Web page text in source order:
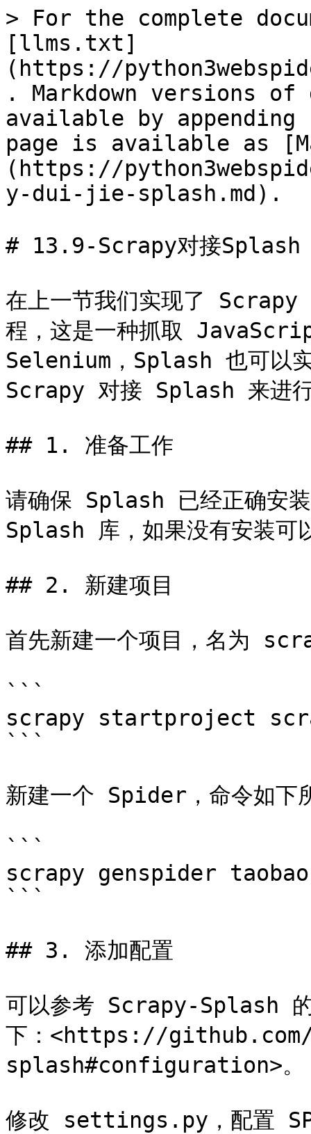
> For the complete
[llms.txt]
(https://
. Markdown versions of
available by
page is available as
(https://
y-dui-jie-splash.md).
# 13.9-Scrapy对接Splash
在上一节我们实现了
程，这是一种抓取
Selenium，Splash 也可以实
Scrapy 对接 Splash 来进行
## 1. 准备工作
请确保 Splash 已经正确安
Splash 库，如果没有安装可
## 2. 新建项目
首先新建一个项目，名为
```
scrapy startproject
```
新建一个 Spider，命令如下
```
scrapy genspider taobao
```
## 3. 添加配置
可以参考 Scrapy-Splash 的
下：<https://
splash#configuration>。
修改 settings.py，配置